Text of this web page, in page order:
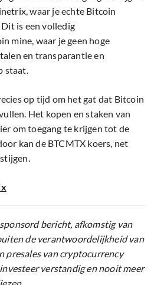
waar je echte Bitcoin
is een volledig
mine, waar je geen hoge
en transparantie en
staat.
op tijd om het gat dat Bitcoin
Het kopen en staken van
om toegang te krijgen tot de
kan de BTCMTX koers, net
bericht, afkomstig van
de verantwoordelijkheid van
presales van cryptocurrency
investeer verstandig en nooit meer